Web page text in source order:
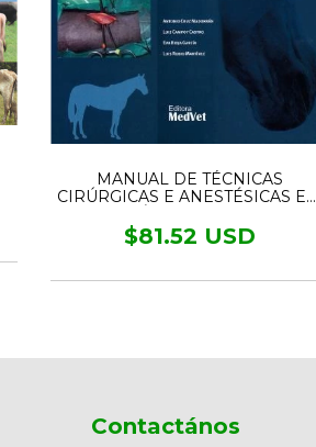
MANUAL DE TÉCNICAS
CIRÚRGICAS E ANESTÉSICAS EM
$81.52 USD
Contactános